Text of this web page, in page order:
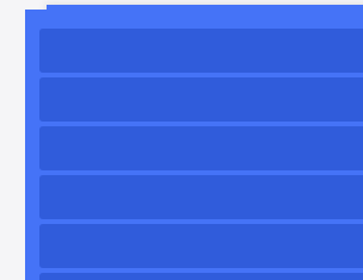
رویایی برای تو
قسمت۱۵ (دوبله) منتشر شد